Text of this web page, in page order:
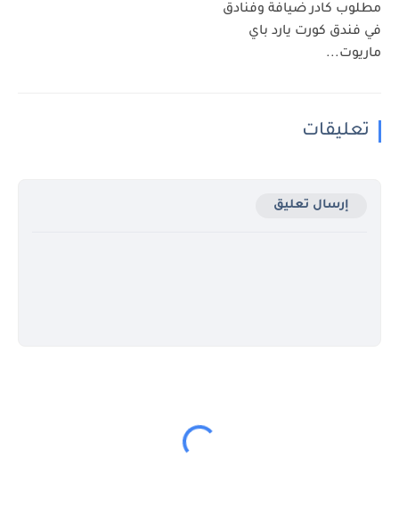
مطلوب كادر ضيافة وفنادق
في فندق كورت يارد باي
ماريوت...
تعليقات
إرسال تعليق